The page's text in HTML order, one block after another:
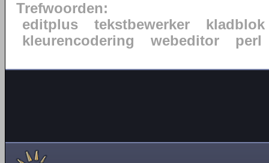
Trefwoorden:
editplus
tekstbewerker
kladblok
kleurencodering
webeditor perl